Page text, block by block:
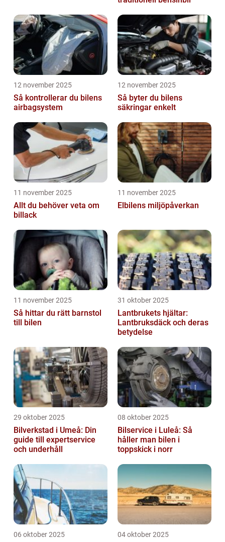
12 november 2025
Så kontrollerar du bilens
airbagsystem
12 november 2025
Så byter du bilens
säkringar enkelt
11 november 2025
Allt du behöver veta om
billack
11 november 2025
Elbilens miljöpåverkan
11 november 2025
Så hittar du rätt barnstol
till bilen
31 oktober 2025
Lantbrukets hjältar:
Lantbruksdäck och deras
betydelse
29 oktober 2025
Bilverkstad i Umeå: Din
guide till expertservice
och underhåll
08 oktober 2025
Bilservice i Luleå: Så
håller man bilen i
toppskick i norr
06 oktober 2025 04 oktober 2025